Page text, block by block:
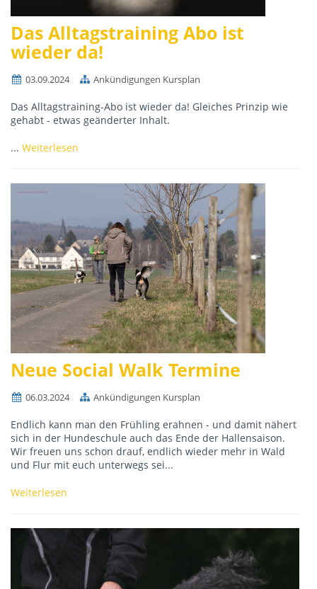
Das Alltagstraining Abo ist
wieder da!
03.09.2024 Ankündigungen Kursplan
Das Alltagstraining-Abo ist wieder da! Gleiches Prinzip wie
gehabt - etwas geänderter Inhalt.
... Weiterlesen
Neue Social Walk Termine
06.03.2024 Ankündigungen Kursplan
Endlich kann man den Frühling erahnen - und damit nähert
sich in der Hundeschule auch das Ende der Hallensaison.
Wir freuen uns schon drauf, endlich wieder mehr in Wald
und Flur mit euch unterwegs sei...
Weiterlesen